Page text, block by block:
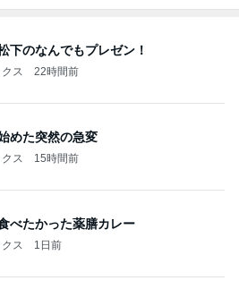
下のなんでもプレゼン！
ス 22時間前
めた突然の急変
ス 15時間前
べたかった薬膳カレー
ス 1日前